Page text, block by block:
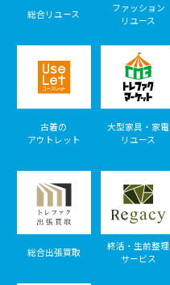
総合リユース
ファッション
リユース
古着の
アウトレット
大型家具・家電
リユース
総合出張買取
終活・生前整理
サービス